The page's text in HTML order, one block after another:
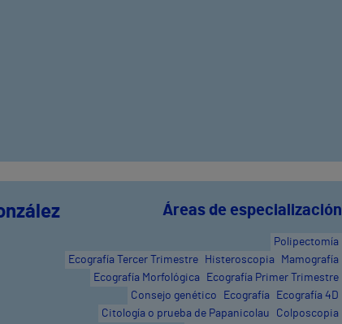
Áreas de especialización
Citología o prueba de Papanicolau Colposcopia
Consejo genético Ecografía Ecografía 4D
Ecografía Morfológica Ecografía Primer Trimestre
Ecografía Tercer Trimestre Histeroscopia Mamografía
Polipectomía